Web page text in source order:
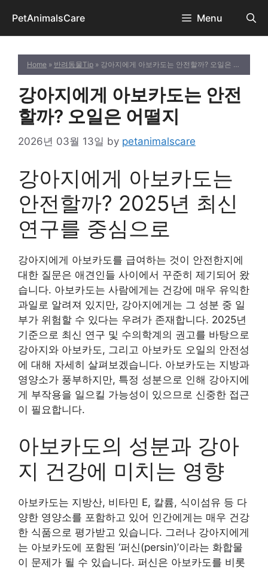
content
PetAnimalsCare Menu
Home » 반려동물Tip » 강아지에게 아보카도는 안전할까? 오일은 어떨지
강아지에게 아보카도는 안전
할까? 오일은 어떨지
2026년 03월 13일 by petanimalscare
강아지에게 아보카도는
안전할까? 2025년 최신
연구를 중심으로
강아지에게 아보카도를 급여하는 것이 안전한지에
대한 질문은 애견인들 사이에서 꾸준히 제기되어 왔
습니다. 아보카도는 사람에게는 건강에 매우 유익한
과일로 알려져 있지만, 강아지에게는 그 성분 중 일
부가 위험할 수 있다는 우려가 존재합니다. 2025년
기준으로 최신 연구 및 수의학계의 권고를 바탕으로
강아지와 아보카도, 그리고 아보카도 오일의 안전성
에 대해 자세히 살펴보겠습니다. 아보카도는 지방과
영양소가 풍부하지만, 특정 성분으로 인해 강아지에
게 부작용을 일으킬 가능성이 있으므로 신중한 접근
이 필요합니다.
아보카도의 성분과 강아
지 건강에 미치는 영향
아보카도는 지방산, 비타민 E, 칼륨, 식이섬유 등 다
양한 영양소를 포함하고 있어 인간에게는 매우 건강
한 식품으로 평가받고 있습니다. 그러나 강아지에게
는 아보카도에 포함된 ‘퍼신(persin)’이라는 화합물
이 문제가 될 수 있습니다. 퍼신은 아보카도를 비롯